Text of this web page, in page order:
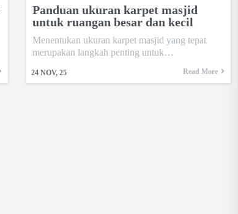
Panduan ukuran karpet masjid
untuk ruangan besar dan kecil
24 NOV, 25
Menentukan ukuran karpet masjid yang tepat
merupakan langkah penting untuk…
Read More